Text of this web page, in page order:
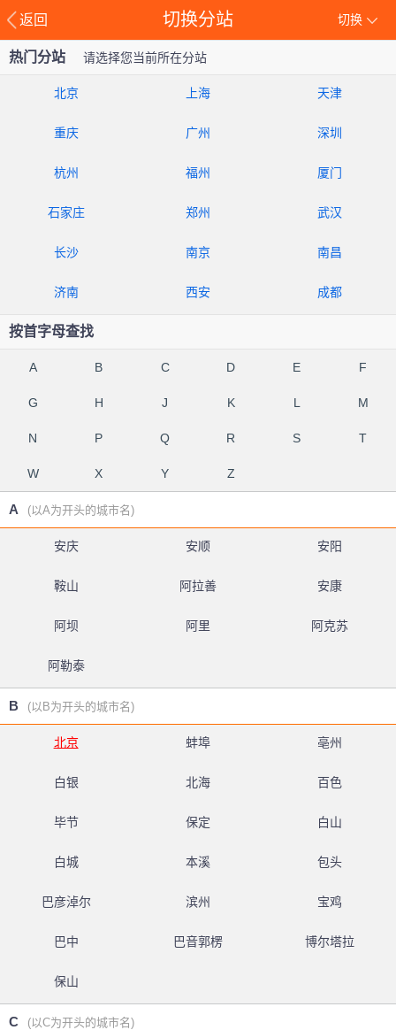
返回 切换
切换分站
热门分站 请选择您当前所在分站
北京 上海 天津
重庆 广州 深圳
杭州 福州 厦门
石家庄 郑州 武汉
长沙 南京 南昌
济南 西安 成都
按首字母查找
A B C D E F
G H J K L M
N P Q R S T
W X Y Z
A (以A为开头的城市名)
安庆 安顺 安阳
鞍山 阿拉善 安康
阿坝 阿里 阿克苏
阿勒泰
B (以B为开头的城市名)
北京 蚌埠 亳州
白银 北海 百色
毕节 保定 白山
白城 本溪 包头
巴彦淖尔 滨州 宝鸡
巴中 巴音郭楞 博尔塔拉
保山
C (以C为开头的城市名)